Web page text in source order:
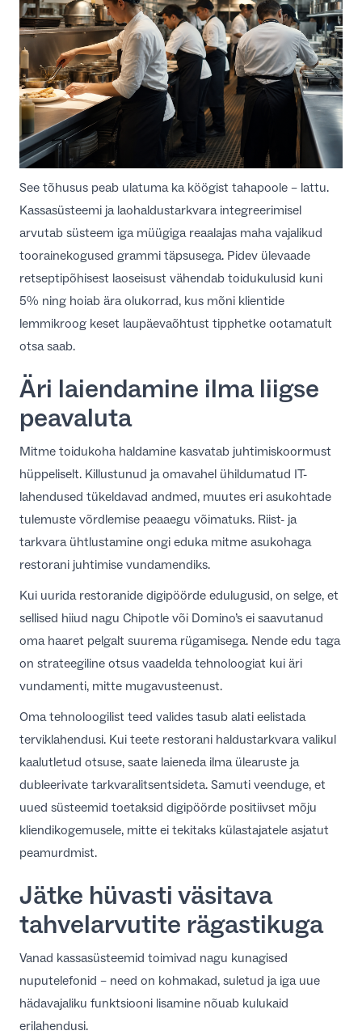
See tõhusus peab ulatuma ka köögist tahapoole – lattu.
Kassasüsteemi ja laohaldustarkvara integreerimisel
arvutab süsteem iga müügiga reaalajas maha vajalikud
toorainekogused grammi täpsusega. Pidev ülevaade
retseptipõhisest laoseisust vähendab toidukulusid kuni
5% ning hoiab ära olukorrad, kus mõni klientide
lemmikroog keset laupäevaõhtust tipphetke ootamatult
otsa saab.
Äri laiendamine ilma liigse
peavaluta
Mitme toidukoha haldamine kasvatab juhtimiskoormust
hüppeliselt. Killustunud ja omavahel ühildumatud IT-
lahendused tükeldavad andmed, muutes eri asukohtade
tulemuste võrdlemise peaaegu võimatuks. Riist- ja
tarkvara ühtlustamine ongi eduka mitme asukohaga
restorani juhtimise vundamendiks.
Kui uurida restoranide digipöörde edulugusid, on selge, et
sellised hiiud nagu Chipotle või Domino’s ei saavutanud
oma haaret pelgalt suurema rügamisega. Nende edu taga
on strateegiline otsus vaadelda tehnoloogiat kui äri
vundamenti, mitte mugavusteenust.
Oma tehnoloogilist teed valides tasub alati eelistada
terviklahendusi. Kui teete restorani haldustarkvara valikul
kaalutletud otsuse, saate laieneda ilma ülearuste ja
dubleerivate tarkvaralitsentsideta. Samuti veenduge, et
uued süsteemid toetaksid digipöörde positiivset mõju
kliendikogemusele, mitte ei tekitaks külastajatele asjatut
peamurdmist.
Jätke hüvasti väsitava
tahvelarvutite rägastikuga
Vanad kassasüsteemid toimivad nagu kunagised
nuputelefonid – need on kohmakad, suletud ja iga uue
hädavajaliku funktsiooni lisamine nõuab kulukaid
erilahendusi.